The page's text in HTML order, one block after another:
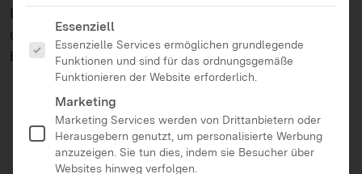
Dennoch sind knapp 9 Millionen Menschen offline
und können die Chancen, die das Internet ihnen
bietet, nicht nutzen.
Es folgt eine Liste der Service-Gruppen, für die eine
Essenziell
Essenzielle Services ermöglichen grundlegende
Funktionen und sind für das ordnungsgemäße
Funktionieren der Website erforderlich.
Marketing
Marketing Services werden von Drittanbietern oder
Herausgebern genutzt, um personalisierte Werbung
anzuzeigen. Sie tun dies, indem sie Besucher über
Websites hinweg verfolgen.